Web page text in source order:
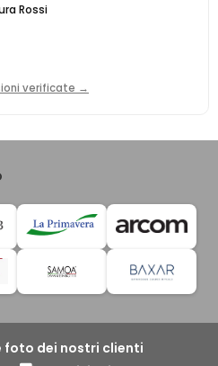
Rossi
verificate →
foto dei nostri clienti